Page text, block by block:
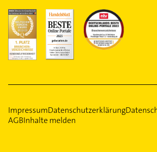
ImpressumDatenschutzerklärung
AGBInhalte melden